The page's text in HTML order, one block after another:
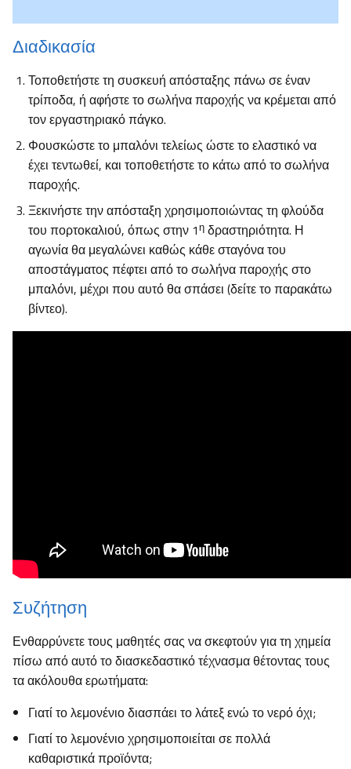
Διαδικασία
Τοποθετήστε τη συσκευή απόσταξης πάνω σε έναν
τρίποδα, ή αφήστε το σωλήνα παροχής να κρέμεται από
τον εργαστηριακό πάγκο.
Φουσκώστε το μπαλόνι τελείως ώστε το ελαστικό να
έχει τεντωθεί, και τοποθετήστε το κάτω από το σωλήνα
παροχής.
Ξεκινήστε την απόσταξη χρησιμοποιώντας τη φλούδα
του πορτοκαλιού, όπως στην 1η δραστηριότητα. Η
αγωνία θα μεγαλώνει καθώς κάθε σταγόνα του
αποστάγματος πέφτει από το σωλήνα παροχής στο
μπαλόνι, μέχρι που αυτό θα σπάσει (δείτε το παρακάτω
βίντεο).
Συζήτηση
Ενθαρρύνετε τους μαθητές σας να σκεφτούν για τη χημεία
πίσω από αυτό το διασκεδαστικό τέχνασμα θέτοντας τους
τα ακόλουθα ερωτήματα:
Γιατί το λεμονένιο διασπάει το λάτεξ ενώ το νερό όχι;
Γιατί το λεμονένιο χρησιμοποιείται σε πολλά
καθαριστικά προϊόντα;